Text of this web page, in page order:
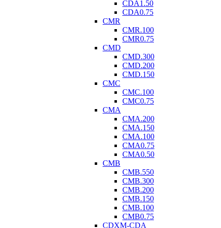
CDA1.50
CDA0.75
CMR
CMR.100
CMR0.75
CMD
CMD.300
CMD.200
CMD.150
CMC
CMC.100
CMC0.75
CMA
CMA.200
CMA.150
CMA.100
CMA0.75
CMA0.50
CMB
CMB.550
CMB.300
CMB.200
CMB.150
CMB.100
CMB0.75
CDXM-CDA